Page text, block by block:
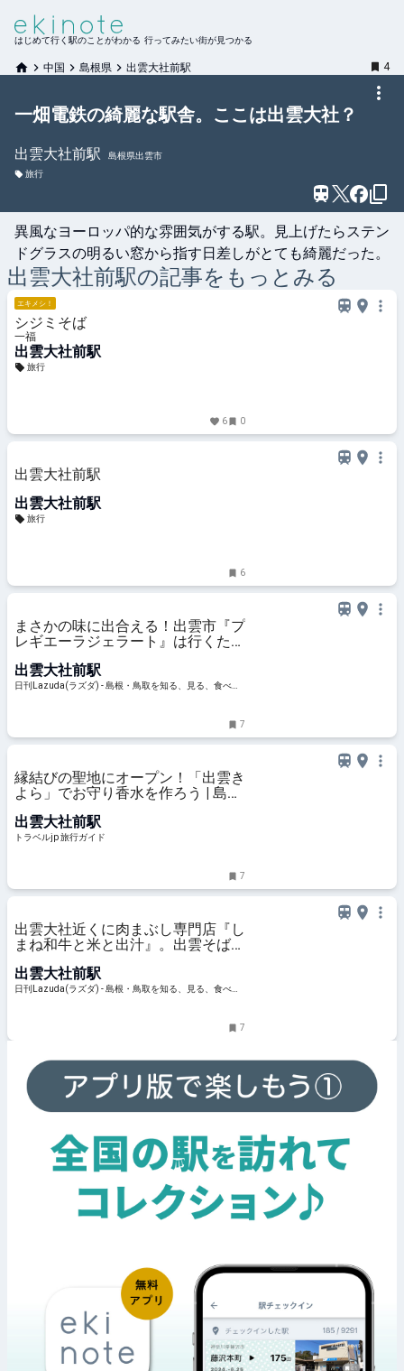
はじめて行く駅のことがわかる 行ってみたい街が見つかる
中国 島根県 出雲大社前駅 4
一畑電鉄の綺麗な駅舎。ここは出雲大社？
出雲大社前駅
島根県出雲市
旅行
異風なヨーロッパ的な雰囲気がする駅。見上げたらステン
ドグラスの明るい窓から指す日差しがとても綺麗だった。
出雲大社前駅の記事をもっとみる
エキメシ！
シジミそば
一福
出雲大社前駅
旅行
6 0
出雲大社前駅
出雲大社前駅
旅行
6
まさかの味に出合える！出雲市『プ
レギエーラジェラート』は行くたび
Lazuda
出雲大社前駅
日刊Lazuda(ラズダ) - 島根・鳥取を知る、見る、食べ
7
縁結びの聖地にオープン！「出雲き
よら」でお守り香水を作ろう | 島根
出雲大社前駅
トラベルjp 旅行ガイド
7
出雲大社近くに肉まぶし専門店『し
まね和牛と米と出汁』。出雲そば・
Lazuda
出雲大社前駅
日刊Lazuda(ラズダ) - 島根・鳥取を知る、見る、食べ
7